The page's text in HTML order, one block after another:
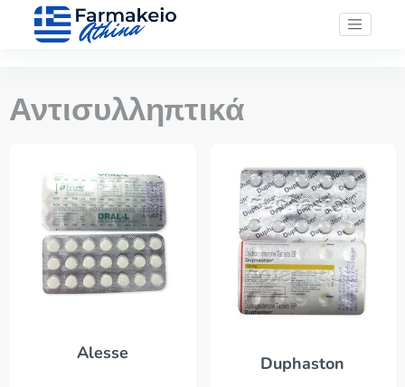
Αντισυλληπτικά
Alesse Duphaston